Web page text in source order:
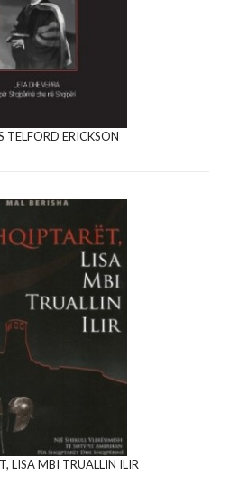
TELFORD ERICKSON
LISA MBI TRUALLIN ILIR